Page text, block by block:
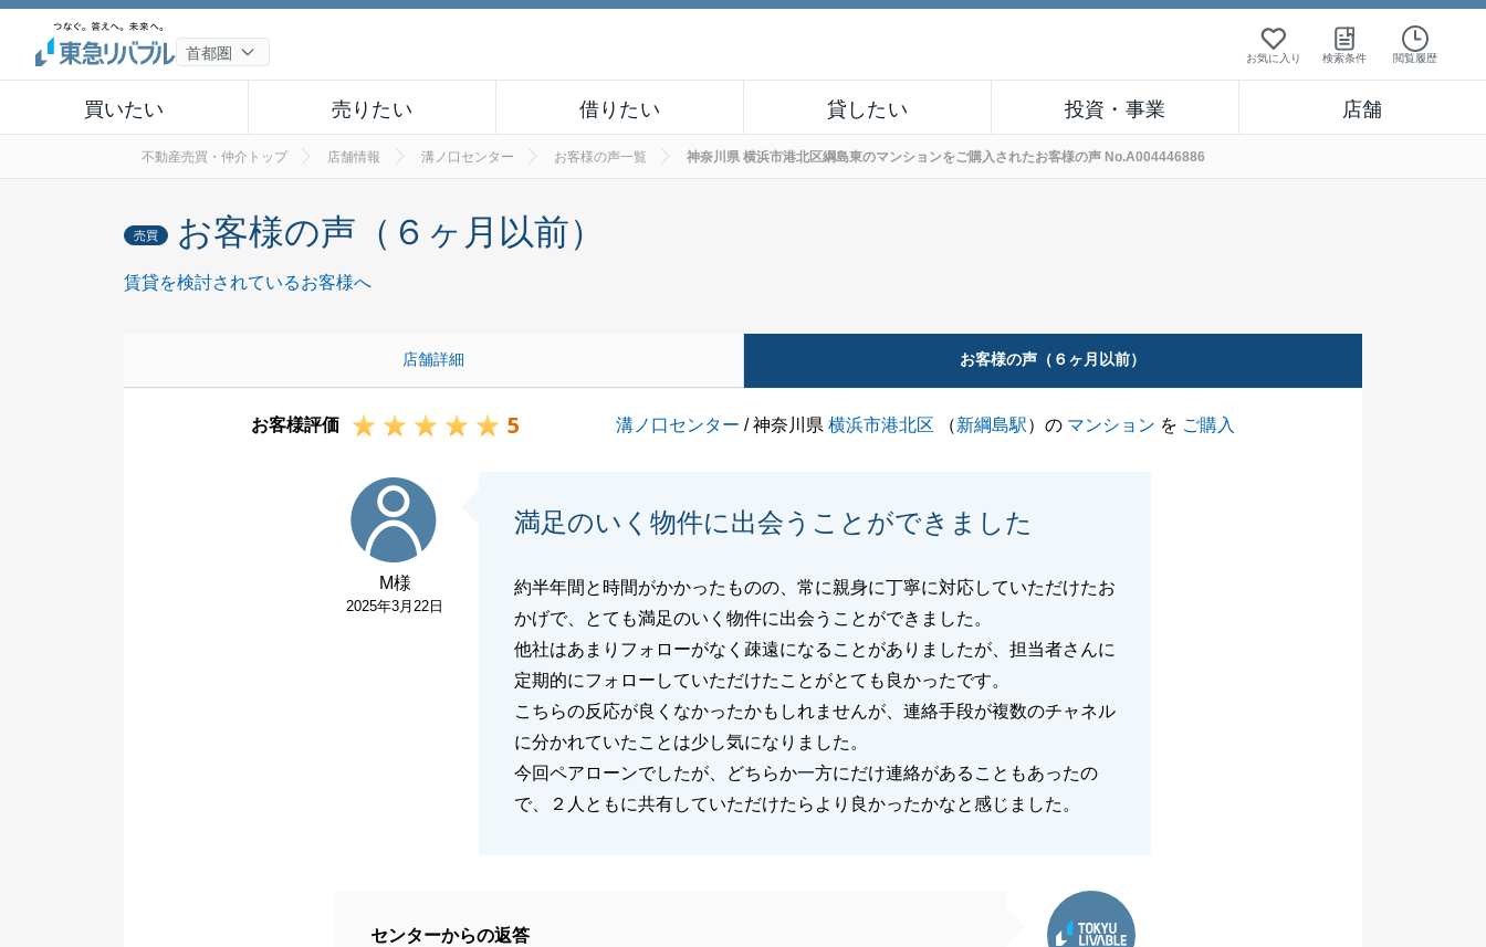
お気に入り 検索条件 閲覧履歴
買いたい 売りたい 借りたい 貸したい 投資・事業 店舗
不動産売買・仲介トップ 店舗情報 溝ノ口センター お客様の声一覧 神奈川県 横浜市港北区綱島東のマンションをご購入されたお客様の声 No.A004446886
売買 お客様の声（６ヶ月以前）
賃貸を検討されているお客様へ
店舗詳細 お客様の声（６ヶ月以前）
お客様評価 5 溝ノ口センター / 神奈川県横浜市港北区 （新綱島駅）の マンション を ご購入
M様
2025年3月22日
満足のいく物件に出会うことができました
約半年間と時間がかかったものの、常に親身に丁寧に対応していただけたお
かげで、とても満足のいく物件に出会うことができました。
他社はあまりフォローがなく疎遠になることがありましたが、担当者さんに
定期的にフォローしていただけたことがとても良かったです。
こちらの反応が良くなかったかもしれませんが、連絡手段が複数のチャネル
に分かれていたことは少し気になりました。
今回ペアローンでしたが、どちらか一方にだけ連絡があることもあったの
で、２人ともに共有していただけたらより良かったかなと感じました。
センターからの返答